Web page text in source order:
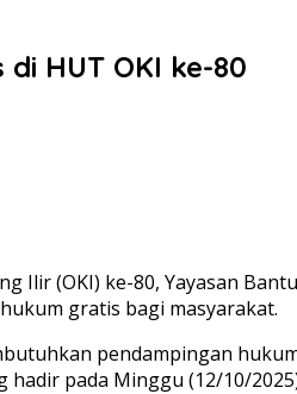
HUT OKI ke-80
(OKI) ke-80, Yayasan
gratis bagi masyarakat.
pendampingan
hadir pada Minggu (12/10/